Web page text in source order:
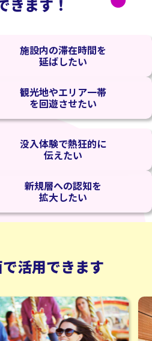
きます！
施設内の滞在時間を
延ばしたい
観光地やエリア一帯
を回遊させたい
没入体験で熱狂的に
伝えたい
新規層への認知を
拡大したい
活用できます